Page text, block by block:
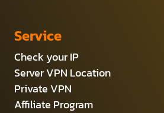
Service
Check your IP
Server VPN Location
Private VPN
Affiliate Program